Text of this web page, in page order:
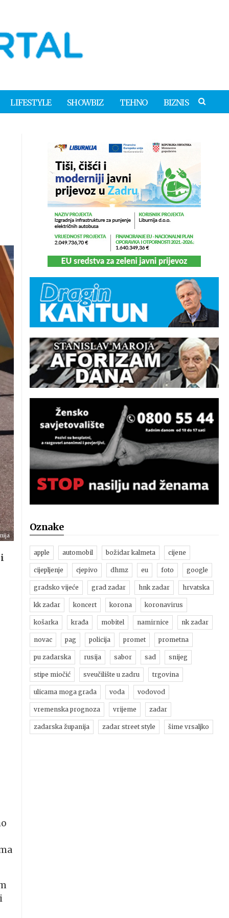
LIFESTYLE SHOWBIZ TEHNO BIZNIS
Oznake
apple automobil božidar kalmeta cijene
cijepljenje cjepivo dhmz eu foto google
gradsko vijeće grad zadar hnk zadar hrvatska
kk zadar koncert korona koronavirus
košarka krađa mobitel namirnice nk zadar
novac pag policija promet prometna
pu zadarska rusija sabor sad snijeg
stipe miočić sveučilište u zadru trgovina
ulicama moga grada voda vodovod
vremenska prognoza vrijeme zadar
zadarska županija zadar street style šime vrsaljko